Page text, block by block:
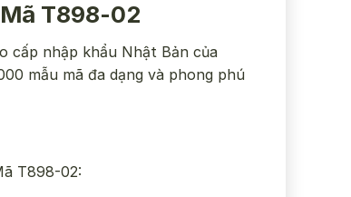
T898-02
cấp nhập khẩu Nhật Bản của
mẫu mã đa dạng và phong phú
T898-02: